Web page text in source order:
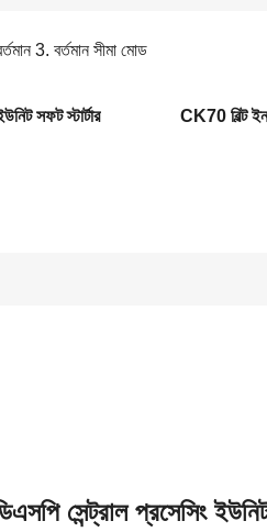
3. বর্তমান সীমা মোড
সফট স্টার্টার CK70 বিল্ট ইন
সেন্ট্রাল প্রসেসিং